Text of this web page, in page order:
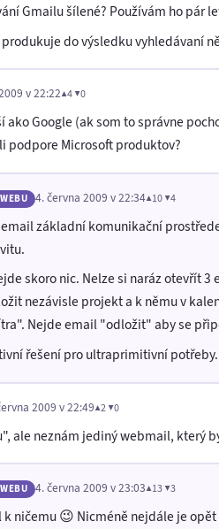
Gmailu šílené? Používám ho pár
produkuje do výsledku vyhledávaní
v 22:22▲4 ▼0
ako Google (ak som to správne
podpore Microsoft produktov?
4. června 2009 v 22:34▲10 ▼4
základní komunikační
skoro nic. Nelze si naráz otevřít
nezávisle projekt a k němu v
Nejde email "odložit" aby se
řešení pro ultraprimitivní
2009 v 22:49▲2 ▼0
ale neznám jediný webmail, který
4. června 2009 v 23:03▲13 ▼3
ničemu 😉 Nicméně nejdále je